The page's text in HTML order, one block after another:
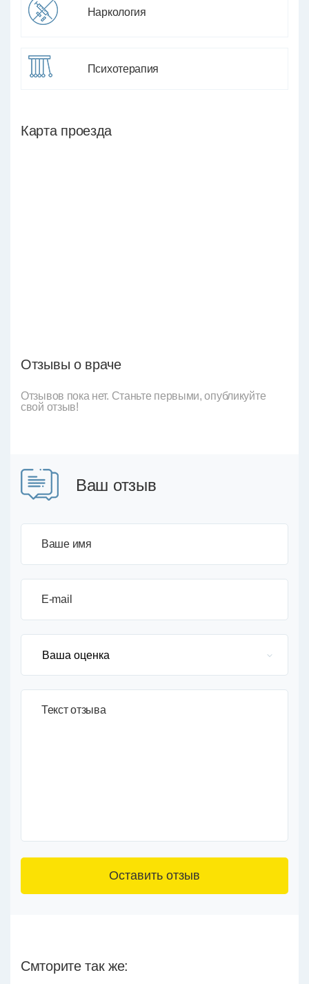
Наркология
Психотерапия
Карта проезда
Отзывы о враче
Отзывов пока нет. Станьте первыми, опубликуйте
свой отзыв!
Ваш отзыв
Ваше имя
E-mail
Текст отзыва
Смторите так же: